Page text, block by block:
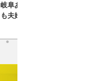
岐阜あたりまえトラベル あた
も夫婦旅 中津川・恵那 編